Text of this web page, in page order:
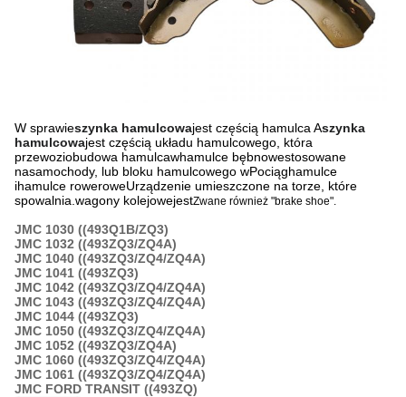
W sprawieszynka hamulcowajest częścią hamulca Aszynka
hamulcowajest częścią układu hamulcowego, która
przewoziobudowa hamulcawhamulce bębnowestosowane
nasamochody, lub bloku hamulcowego wPociąghamulce
ihamulce roweroweUrządzenie umieszczone na torze, które
spowalnia. wagony kolejowejestZwane również "brake shoe".
JMC 1030 ((493Q1B/ZQ3)
JMC 1032 ((493ZQ3/ZQ4A)
JMC 1040 ((493ZQ3/ZQ4/ZQ4A)
JMC 1041 ((493ZQ3)
JMC 1042 ((493ZQ3/ZQ4/ZQ4A)
JMC 1043 ((493ZQ3/ZQ4/ZQ4A)
JMC 1044 ((493ZQ3)
JMC 1050 ((493ZQ3/ZQ4/ZQ4A)
JMC 1052 ((493ZQ3/ZQ4A)
JMC 1060 ((493ZQ3/ZQ4/ZQ4A)
JMC 1061 ((493ZQ3/ZQ4/ZQ4A)
JMC FORD TRANSIT ((493ZQ)